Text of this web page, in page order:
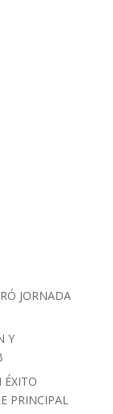
JORNADA
Y
ÉXITO
PRINCIPAL